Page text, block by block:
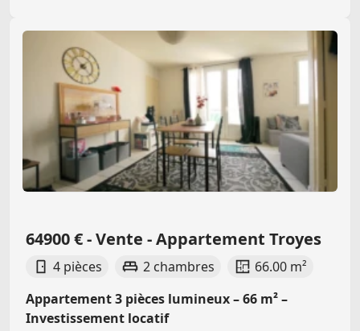
64900 € - Vente - Appartement Troyes
4 pièces 2 chambres
66.00 m²
Appartement 3 pièces lumineux – 66 m² –
Investissement locatif